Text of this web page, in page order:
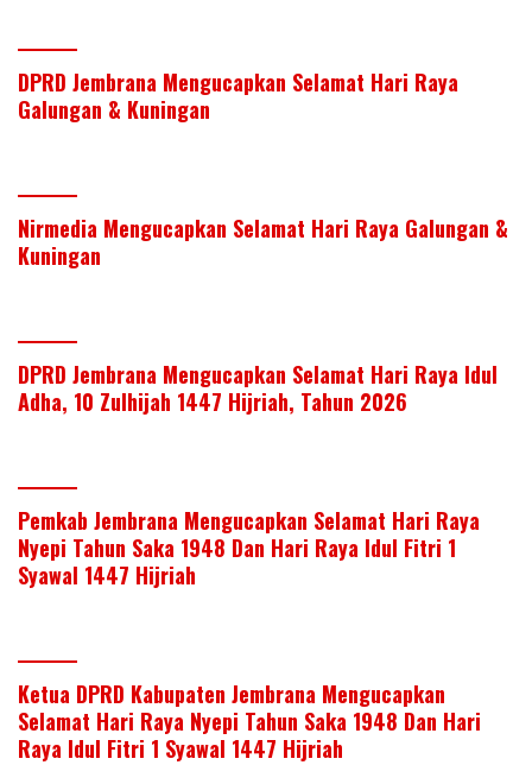
DPRD Jembrana Mengucapkan Selamat Hari Raya
Galungan & Kuningan
Nirmedia Mengucapkan Selamat Hari Raya Galungan &
Kuningan
DPRD Jembrana Mengucapkan Selamat Hari Raya Idul
Adha, 10 Zulhijah 1447 Hijriah, Tahun 2026
Pemkab Jembrana Mengucapkan Selamat Hari Raya
Nyepi Tahun Saka 1948 Dan Hari Raya Idul Fitri 1
Syawal 1447 Hijriah
Ketua DPRD Kabupaten Jembrana Mengucapkan
Selamat Hari Raya Nyepi Tahun Saka 1948 Dan Hari
Raya Idul Fitri 1 Syawal 1447 Hijriah